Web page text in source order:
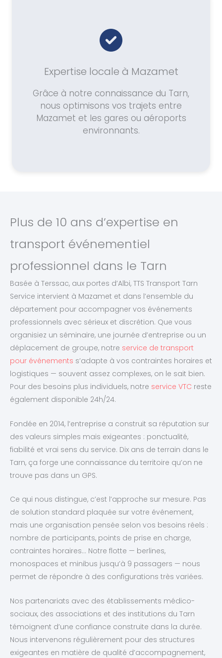
Expertise locale à Mazamet
Grâce à notre connaissance du Tarn,
nous optimisons vos trajets entre
Mazamet et les gares ou aéroports
environnants.
Plus de 10 ans d’expertise en
transport événementiel
professionnel dans le Tarn
Basée à Terssac, aux portes d’Albi, TTS Transport Tarn
Service intervient à Mazamet et dans l’ensemble du
département pour accompagner vos événements
professionnels avec sérieux et discrétion. Que vous
organisiez un séminaire, une journée d’entreprise ou un
déplacement de groupe, notre service de transport
pour événements s’adapte à vos contraintes horaires et
logistiques — souvent assez complexes, on le sait bien.
Pour des besoins plus individuels, notre service VTC reste
également disponible 24h/24.
Fondée en 2014, l’entreprise a construit sa réputation sur
des valeurs simples mais exigeantes : ponctualité,
fiabilité et vrai sens du service. Dix ans de terrain dans le
Tarn, ça forge une connaissance du territoire qu’on ne
trouve pas dans un GPS.
Ce qui nous distingue, c’est l’approche sur mesure. Pas
de solution standard plaquée sur votre événement,
mais une organisation pensée selon vos besoins réels :
nombre de participants, points de prise en charge,
contraintes horaires… Notre flotte — berlines,
monospaces et minibus jusqu’à 9 passagers — nous
permet de répondre à des configurations très variées.
Nos partenariats avec des établissements médico-
sociaux, des associations et des institutions du Tarn
témoignent d’une confiance construite dans la durée.
Nous intervenons régulièrement pour des structures
exigeantes en matière de qualité d’accompagnement,